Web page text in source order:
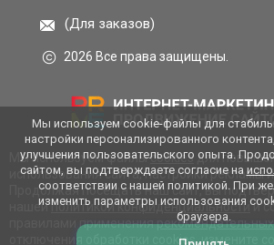
(Для заказов)
2026 Все права защищены.
Мы используем файлыcookies для
использования сайта, настройки рекламы
Продолжая посещать наш сайт, вы
нашейполитикой конфиденциальностии
правилами применениярекомендательных
отключения обработки cookies, измените
Мы используем cookie-файлы для
настройки персонализированного
улучшения пользовательского опыта.
сайтом, вы подтверждаете согласие на
соответствии с нашей политикой. При
изменить параметры использования
браузера.